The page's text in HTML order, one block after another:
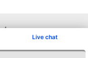
Live chat